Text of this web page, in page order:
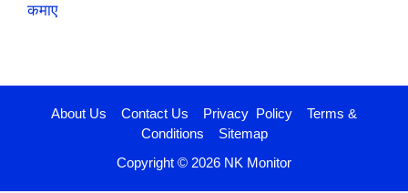
कमाए
About Us Contact Us Privacy Policy
Terms &
Conditions
Sitemap
Copyright © 2026 NK Monitor